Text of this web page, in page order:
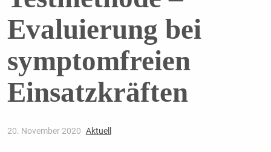
Evaluierung bei
symptomfreien
Einsatzkräften
20. November 2020 Aktuell